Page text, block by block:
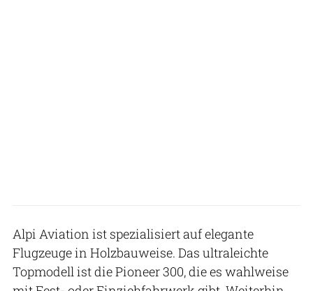
Alpi Aviation ist spezialisiert auf elegante
Flugzeuge in Holzbauweise. Das ultraleichte
Topmodell ist die Pioneer 300, die es wahlweise